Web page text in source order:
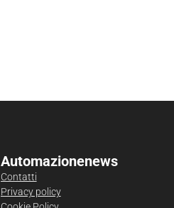
Automazionenews
Contatti
Privacy policy